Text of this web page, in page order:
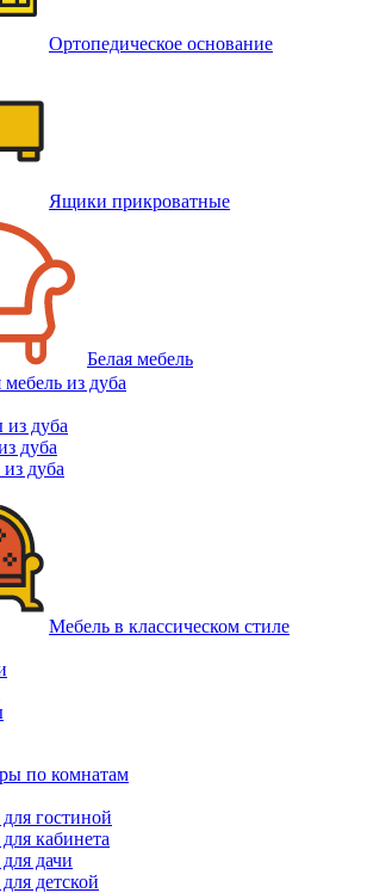
Ортопедическое основание
Ящики прикроватные
Белая мебель
из дуба
дуба
дуба
дуба
Мебель в классическом стиле
по комнатам
гостиной
кабинета
дачи
детской